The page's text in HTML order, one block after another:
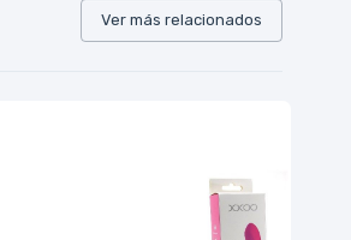
Ver más relacionados